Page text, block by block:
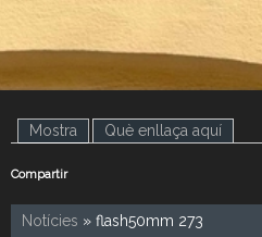
Mostra (pestanya activa)
Què enllaça aquí
Compartir
Notícies » flash50mm 273